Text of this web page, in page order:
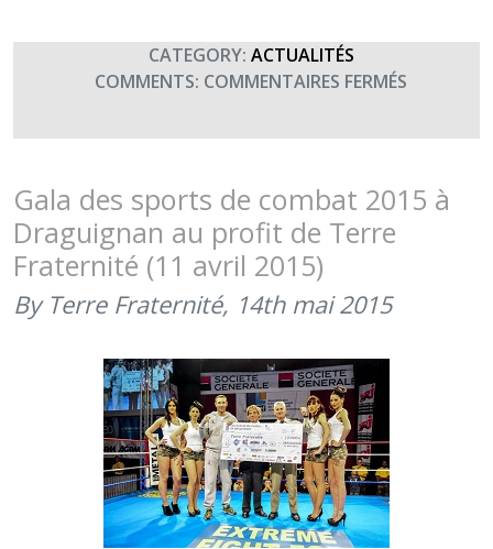
CATEGORY: ACTUALITÉS
COMMENTS: COMMENTAIRES FERMÉS
DE
DE
Gala des sports de combat 2015 à
Draguignan au profit de Terre
Fraternité (11 avril 2015)
By Terre Fraternité, 14th mai 2015